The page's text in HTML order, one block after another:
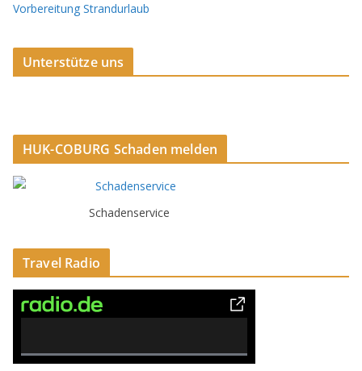
Vorbereitung Strandurlaub
Unterstütze uns
HUK-COBURG Schaden melden
Schadenservice
Travel Radio
0% Complete